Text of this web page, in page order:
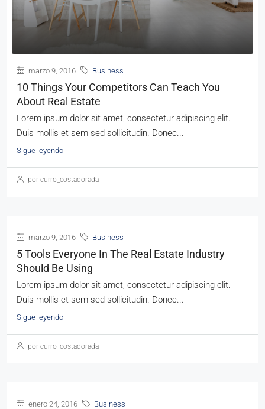
marzo 9, 2016 Business
10 Things Your Competitors Can Teach You
About Real Estate
Lorem ipsum dolor sit amet, consectetur adipiscing elit.
Duis mollis et sem sed sollicitudin. Donec...
Sigue leyendo
por curro_costadorada
marzo 9, 2016 Business
5 Tools Everyone In The Real Estate Industry
Should Be Using
Lorem ipsum dolor sit amet, consectetur adipiscing elit.
Duis mollis et sem sed sollicitudin. Donec...
Sigue leyendo
por curro_costadorada
enero 24, 2016 Business